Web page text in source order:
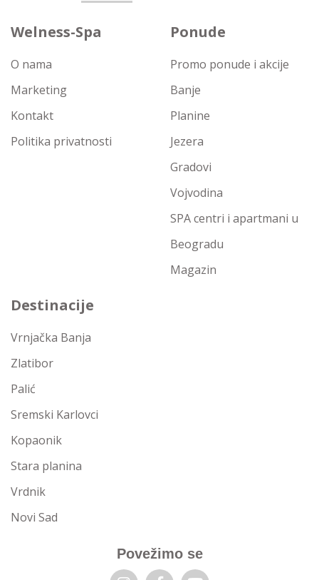
Welness-Spa
O nama
Marketing
Kontakt
Politika privatnosti
Ponude
Promo ponude i akcije
Banje
Planine
Jezera
Gradovi
Vojvodina
SPA centri i apartmani u
Beogradu
Magazin
Destinacije
Vrnjačka Banja
Zlatibor
Palić
Sremski Karlovci
Kopaonik
Stara planina
Vrdnik
Novi Sad
Povežimo se